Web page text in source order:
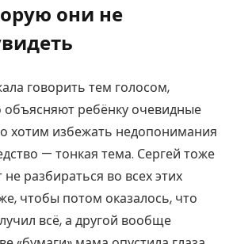
они не
говорить тем голосом,
ребёнку очевидные
хотим избежать недопонимания
— тонкая тема. Сергей тоже
разбираться во всех этих
чтобы потом оказалось, что
всё, а другой вообще